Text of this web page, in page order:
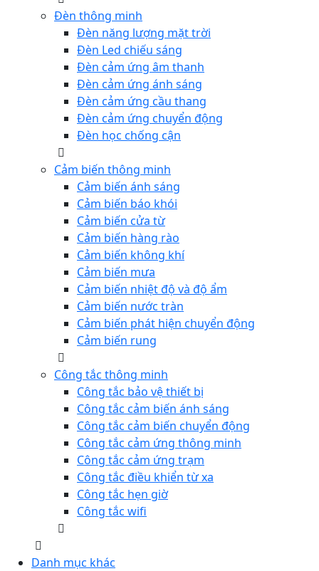
Đèn thông minh
Đèn năng lượng mặt trời
Đèn Led chiếu sáng
Đèn cảm ứng âm thanh
Đèn cảm ứng ánh sáng
Đèn cảm ứng cầu thang
Đèn cảm ứng chuyển động
Đèn học chống cận
Cảm biến thông minh
Cảm biến ánh sáng
Cảm biến báo khói
Cảm biến cửa từ
Cảm biến hàng rào
Cảm biến không khí
Cảm biến mưa
Cảm biến nhiệt độ và độ ẩm
Cảm biến nước tràn
Cảm biến phát hiện chuyển động
Cảm biến rung
Công tắc thông minh
Công tắc bảo vệ thiết bị
Công tắc cảm biến ánh sáng
Công tắc cảm biến chuyển động
Công tắc cảm ứng thông minh
Công tắc cảm ứng trạm
Công tắc điều khiển từ xa
Công tắc hẹn giờ
Công tắc wifi
Danh mục khác